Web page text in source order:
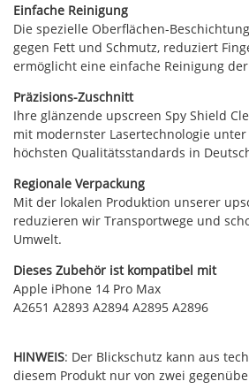
Einfache Reinigung
Die spezielle Oberflächen-
gegen Fett und Schmutz, reduziert
ermöglicht eine einfache Reinigung
Präzisions-Zuschnitt
Ihre glänzende upscreen Spy Shield
mit modernster Lasertechnologie
höchsten Qualitätsstandards in
Regionale Verpackung
Mit der lokalen Produktion unserer
reduzieren wir Transportwege und
Umwelt.
Dieses Zubehör ist kompatibel mit
Apple iPhone 14 Pro Max
A2651 A2893 A2894 A2895 A2896
HINWEIS: Der Blickschutz kann aus
diesem Produkt nur von zwei